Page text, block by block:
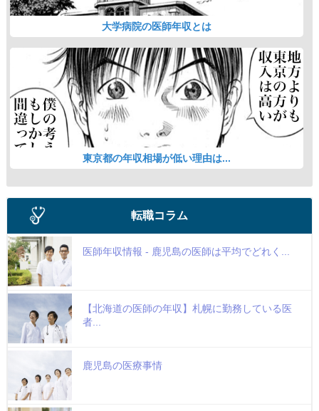
大学病院の医師年収とは
東京都の年収相場が低い理由は...
転職コラム
医師年収情報 - 鹿児島の医師は平均でどれく...
【北海道の医師の年収】札幌に勤務している医
者...
鹿児島の医療事情